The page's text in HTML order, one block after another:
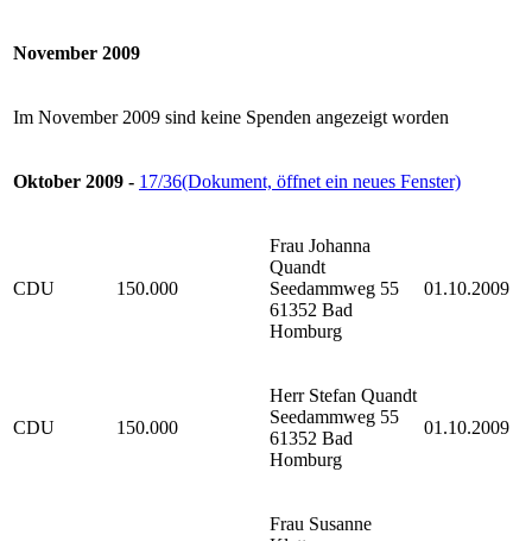
November 2009
Im November 2009 sind keine Spenden angezeigt worden
Oktober 2009 - 17/36(Dokument, öffnet ein neues Fenster)
CDU 150.000
Frau Johanna
Quandt
Seedammweg 55
61352 Bad
Homburg
01.10.2009
CDU 150.000
Herr Stefan Quandt
Seedammweg 55
61352 Bad
Homburg
01.10.2009
Frau Susanne